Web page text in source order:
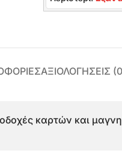
ΑΞΙΟΛΟΓΉΣΕΙΣ
καρτών και